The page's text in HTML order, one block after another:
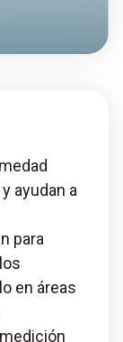
ayudan a
para
en áreas